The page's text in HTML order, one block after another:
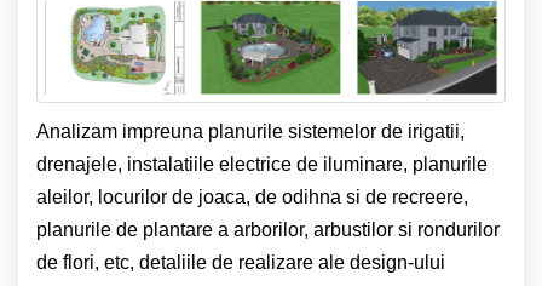
Analizam impreuna planurile sistemelor de irigatii,
drenajele, instalatiile electrice de iluminare, planurile
aleilor, locurilor de joaca, de odihna si de recreere,
planurile de plantare a arborilor, arbustilor si rondurilor
de flori, etc, detaliile de realizare ale design-ului